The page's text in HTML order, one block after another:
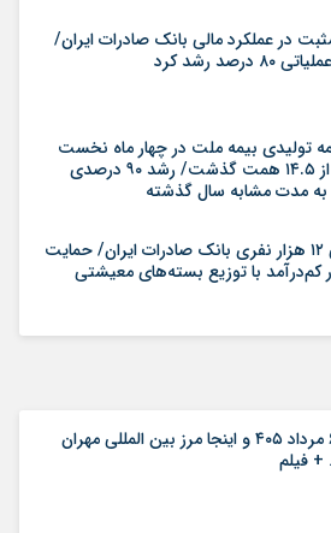
در عملکرد مالی بانک صادرات ایران/
درصد رشد کرد
تولیدی بیمه ملت در چهار ماه نخست
امسال از ۱۴.۵ همت گذشت/ رشد ۹۰ درصدی
مدت مشابه سال گذشته
مهمانی ۱۲ هزار نفری بانک صادرات ایران/ حمایت
کم‌درآمد با توزیع بسته‌های معیشتی
امروز ۶ مرداد ۴۰۵ و اینجا مرز بین المللی مهران
فیلم